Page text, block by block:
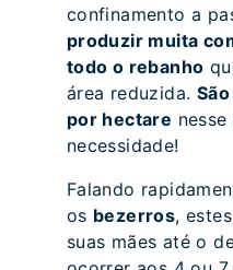
confinamento a
produzir muita
todo o rebanho
área reduzida.
por hectare
necessidade!
Falando
os bezerros,
suas mães até o